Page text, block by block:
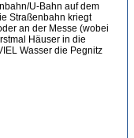
U-Bahn auf dem
Straßenbahn kriegt
an der Messe (wobei
Häuser in die
Wasser die Pegnitz